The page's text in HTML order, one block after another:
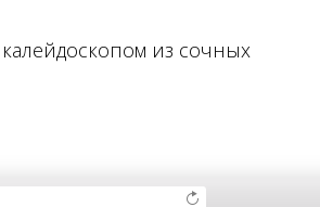
из сочных